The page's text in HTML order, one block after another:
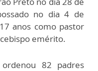
no dia 4 de
anos como pastor
emérito.
82 padres